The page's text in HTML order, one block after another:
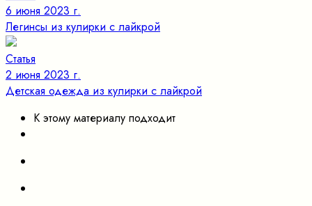
6 июня 2023 г.
Легинсы из кулирки с лайкрой
Статья
2 июня 2023 г.
Детская одежда из кулирки с лайкрой
К этому материалу подходит